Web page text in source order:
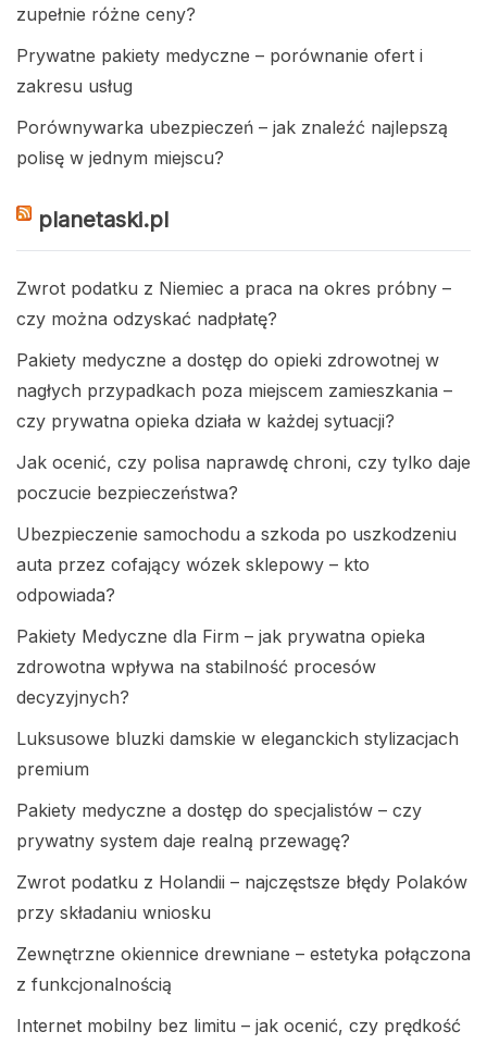
zupełnie różne ceny?
Prywatne pakiety medyczne – porównanie ofert i
zakresu usług
Porównywarka ubezpieczeń – jak znaleźć najlepszą
polisę w jednym miejscu?
planetaski.pl
Zwrot podatku z Niemiec a praca na okres próbny –
czy można odzyskać nadpłatę?
Pakiety medyczne a dostęp do opieki zdrowotnej w
nagłych przypadkach poza miejscem zamieszkania –
czy prywatna opieka działa w każdej sytuacji?
Jak ocenić, czy polisa naprawdę chroni, czy tylko daje
poczucie bezpieczeństwa?
Ubezpieczenie samochodu a szkoda po uszkodzeniu
auta przez cofający wózek sklepowy – kto
odpowiada?
Pakiety Medyczne dla Firm – jak prywatna opieka
zdrowotna wpływa na stabilność procesów
decyzyjnych?
Luksusowe bluzki damskie w eleganckich stylizacjach
premium
Pakiety medyczne a dostęp do specjalistów – czy
prywatny system daje realną przewagę?
Zwrot podatku z Holandii – najczęstsze błędy Polaków
przy składaniu wniosku
Zewnętrzne okiennice drewniane – estetyka połączona
z funkcjonalnością
Internet mobilny bez limitu – jak ocenić, czy prędkość